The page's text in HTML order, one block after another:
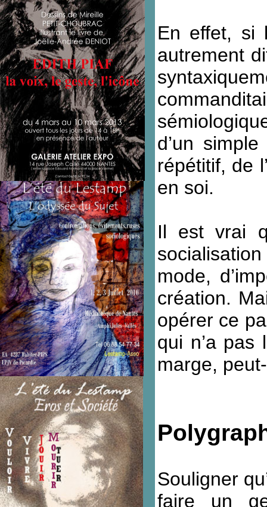
En effet, si
autrement
d’un
répétitif, de
en soi.
Il est vrai
mode,
création.
opérer ce
qui n’a pas
marge,
Souligner
faire un